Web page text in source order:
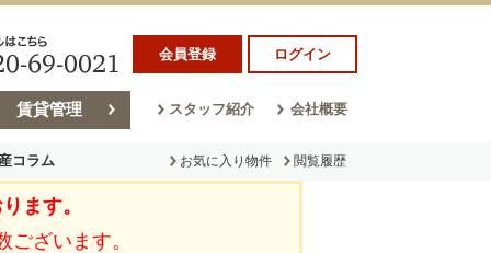
会員登録 ログイン
賃貸管理 スタッフ紹介 会社概要
コラム
ム
お気に入り物件 閲覧履歴
ます。
ざいます。